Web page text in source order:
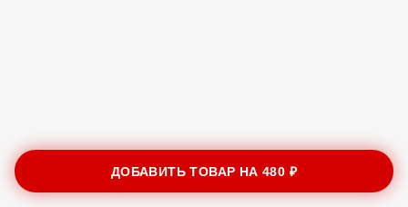
ДОБАВИТЬ ТОВАР НА480 ₽